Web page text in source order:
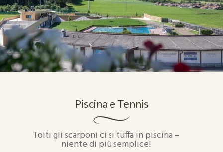
Piscina e Tennis
Tolti gli scarponi ci si tuffa in piscina –
niente di più semplice!